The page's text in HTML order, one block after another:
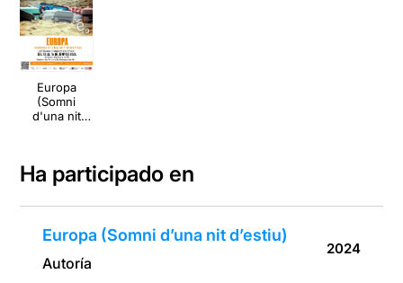
Europa
(Somni
d'una nit
Ha participado en
Europa (Somni d’una nit d’estiu)
Autoría
2024